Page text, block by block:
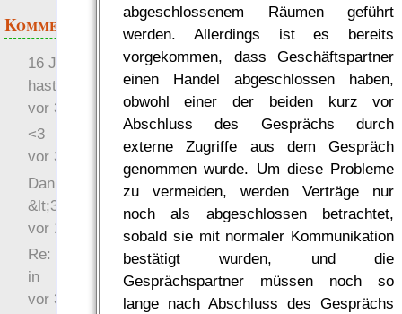
abgeschlossenem Räumen geführt
werden. Allerdings ist es bereits
vorgekommen, dass Geschäftspartner
einen Handel abgeschlossen haben,
obwohl einer der beiden kurz vor
Abschluss des Gesprächs durch
externe Zugriffe aus dem Gespräch
genommen wurde. Um diese Probleme
zu vermeiden, werden Verträge nur
noch als abgeschlossen betrachtet,
sobald sie mit normaler Kommunikation
bestätigt wurden, und die
Gesprächspartner müssen noch so
lange nach Abschluss des Gesprächs
Kommentare
16 Jahre später: mist, du
hast Recht …
vor 31 Wochen 2 Tage
<3
vor 34 Wochen 3 Tage
Danke für das Statement
&lt;3
vor 1 Jahr 48 Wochen
Re: Hi Ich bin völlig neu
in
vor 3 Jahre 32 Wochen